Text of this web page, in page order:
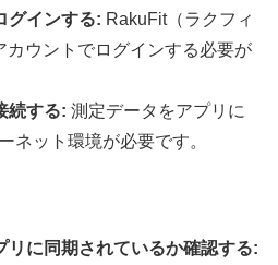
グインする: RakuFit（ラクフィ
カウントでログインする必要が
続する: 測定データをアプリに
ネット環境が必要です。
リに同期されているか確認する: